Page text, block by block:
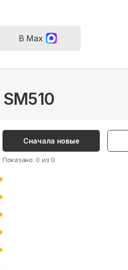
В Max
Сначала новые
Показано: 0 из 0